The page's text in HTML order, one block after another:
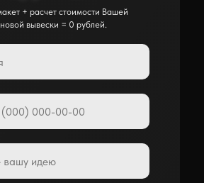
+ расчет стоимости Вашей
вывески = 0 рублей.